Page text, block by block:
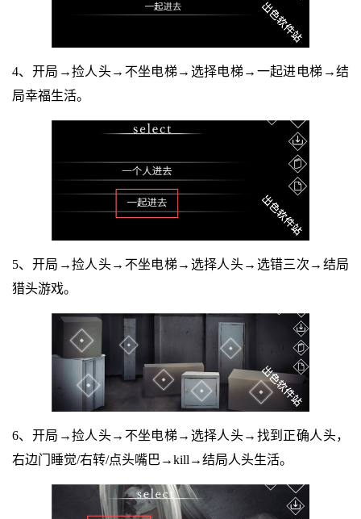
4、开局→捡人头→不坐电梯→选择电梯→一起进电梯→结
局幸福生活。
5、开局→捡人头→不坐电梯→选择人头→选错三次→结局
猎头游戏。
6、开局→捡人头→不坐电梯→选择人头→找到正确人头，
右边门睡觉/右转/点头嘴巴→kill→结局人头生活。